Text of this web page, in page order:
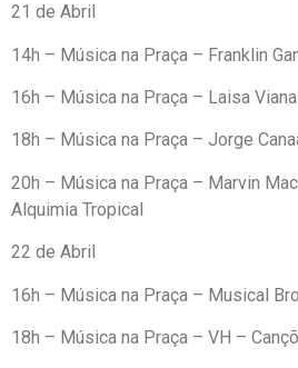
21 de Abril
14h – Música na Praça – Franklin
16h – Música na Praça – Laisa Viana
18h – Música na Praça – Jorge
20h – Música na Praça – Marvin
Alquimia Tropical
22 de Abril
16h – Música na Praça – Musical
18h – Música na Praça – VH –